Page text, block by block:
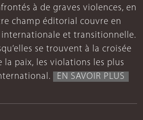
à de graves violences, en
champ éditorial couvre en
et transitionnelle.
se trouvent à la croisée
la paix, les violations les plus
EN SAVOIR PLUS